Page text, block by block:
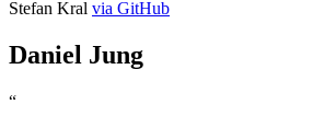
Stefan Kral via GitHub
Daniel Jung
“